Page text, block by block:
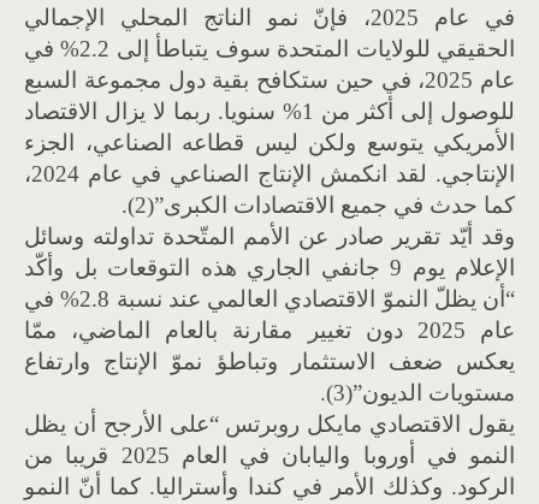
في عام 2025، فإنّ نمو الناتج المحلي الإجمالي
الحقيقي للولايات المتحدة سوف يتباطأ إلى 2.2% في
عام 2025، في حين ستكافح بقية دول مجموعة السبع
للوصول إلى أكثر من 1% سنويا. ربما لا يزال الاقتصاد
الأمريكي يتوسع ولكن ليس قطاعه الصناعي، الجزء
الإنتاجي. لقد انكمش الإنتاج الصناعي في عام 2024،
كما حدث في جميع الاقتصادات الكبرى”(2).
وقد أيّد تقرير صادر عن الأمم المتّحدة تداولته وسائل
الإعلام يوم 9 جانفي الجاري هذه التوقعات بل وأكّد
“أن يظلّ النموّ الاقتصادي العالمي عند نسبة 2.8% في
عام 2025 دون تغيير مقارنة بالعام الماضي، ممّا
يعكس ضعف الاستثمار وتباطؤ نموّ الإنتاج وارتفاع
مستويات الديون”(3).
يقول الاقتصادي مايكل روبرتس “على الأرجح أن يظل
النمو في أوروبا واليابان في العام 2025 قريبا من
الركود. وكذلك الأمر في كندا وأستراليا. كما أنّ النمو